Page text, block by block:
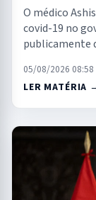
O médico
covid-19 no
publicamente
05/08/2026 08:58
LER MATÉRIA